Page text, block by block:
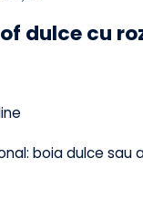
dulce cu
boia dulce